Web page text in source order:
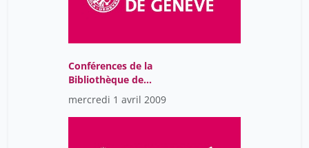
Conférences de la
Bibliothèque de
l’Université de Genève
mercredi 1 avril 2009